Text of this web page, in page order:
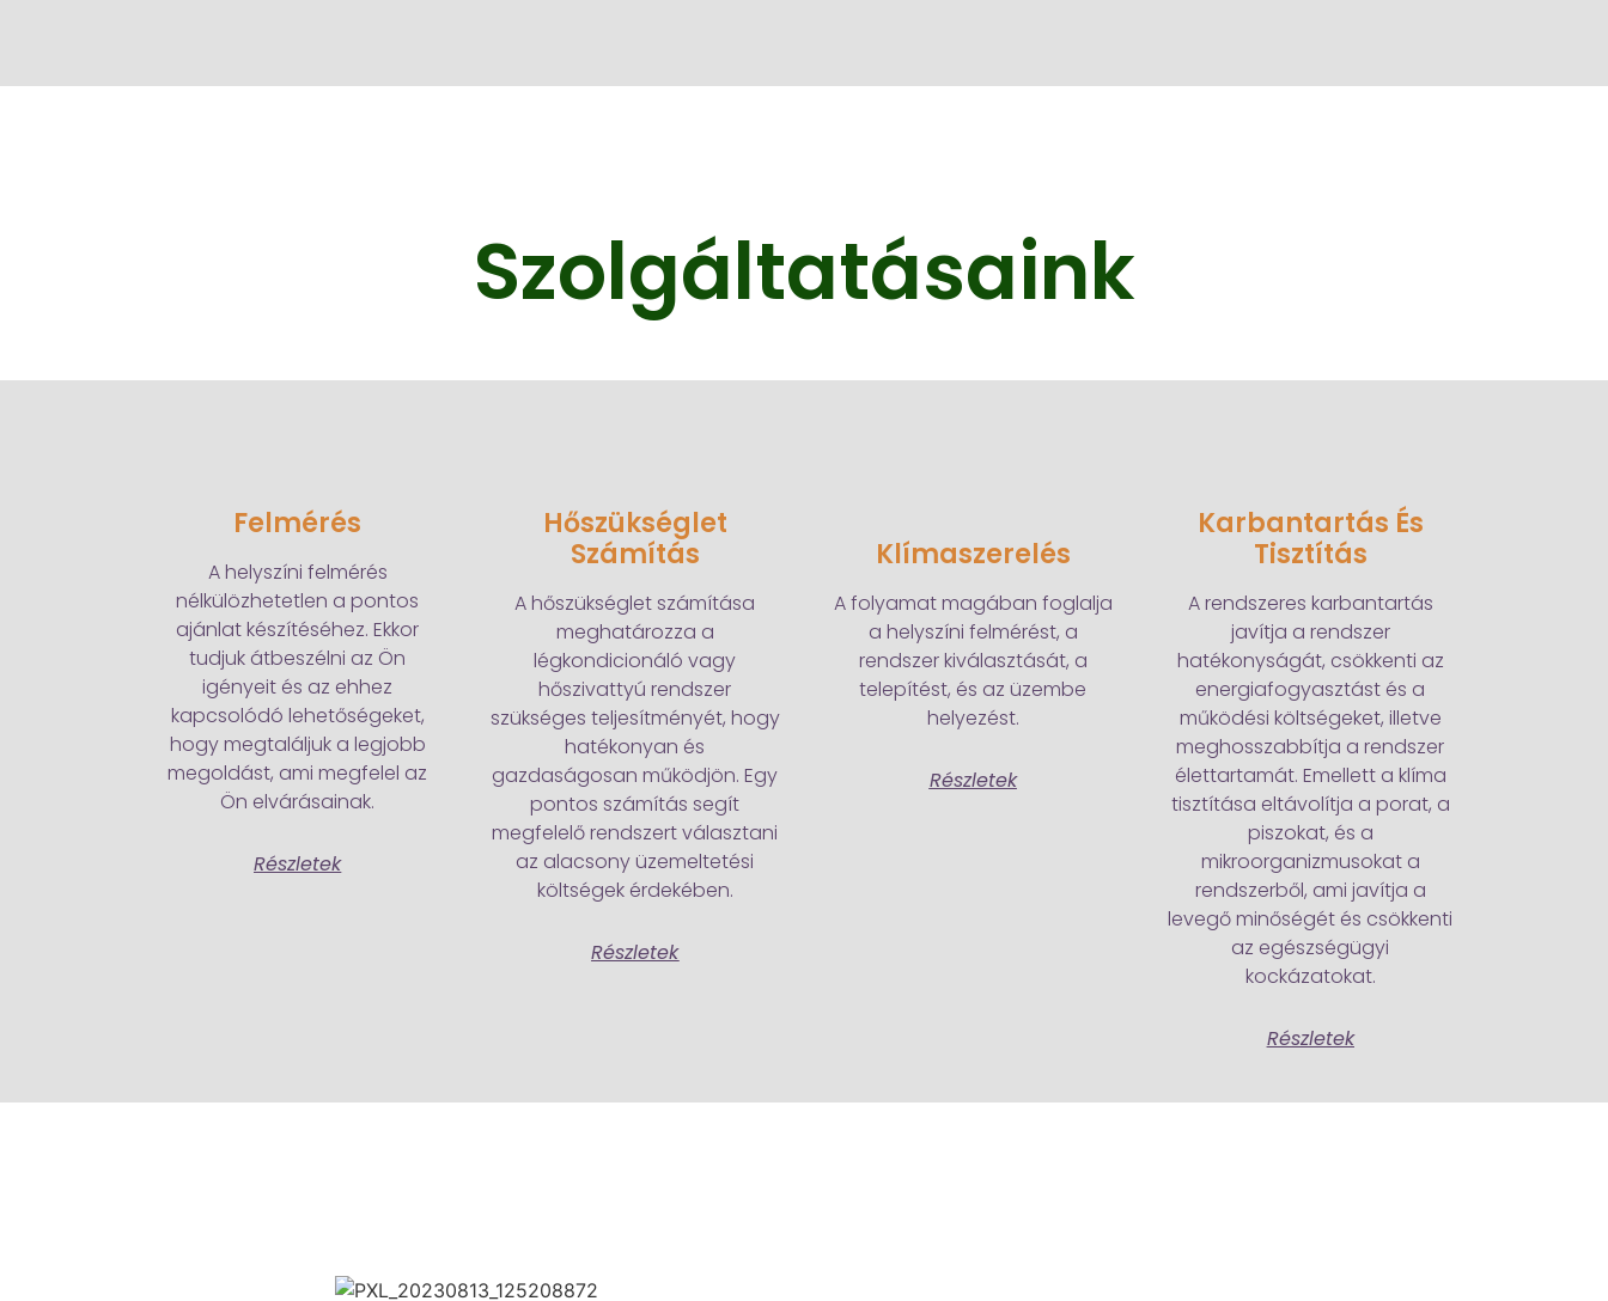
Szolgáltatásaink
Felmérés
A helyszíni felmérés
nélkülözhetetlen a pontos
ajánlat készítéséhez. Ekkor
tudjuk átbeszélni az Ön
igényeit és az ehhez
kapcsolódó lehetőségeket,
hogy megtaláljuk a legjobb
megoldást, ami megfelel az
Ön elvárásainak.
Részletek
Hőszükséglet
Számítás
A hőszükséglet számítása
meghatározza a
légkondicionáló vagy
hőszivattyú rendszer
szükséges teljesítményét, hogy
hatékonyan és
gazdaságosan működjön. Egy
pontos számítás segít
megfelelő rendszert választani
az alacsony üzemeltetési
költségek érdekében.
Részletek
Klímaszerelés
A folyamat magában foglalja
a helyszíni felmérést, a
rendszer kiválasztását, a
telepítést, és az üzembe
helyezést.
Részletek
Karbantartás És
Tisztítás
A rendszeres karbantartás
javítja a rendszer
hatékonyságát, csökkenti az
energiafogyasztást és a
működési költségeket, illetve
meghosszabbítja a rendszer
élettartamát. Emellett a klíma
tisztítása eltávolítja a porat, a
piszokat, és a
mikroorganizmusokat a
rendszerből, ami javítja a
levegő minőségét és csökkenti
az egészségügyi
kockázatokat.
Részletek